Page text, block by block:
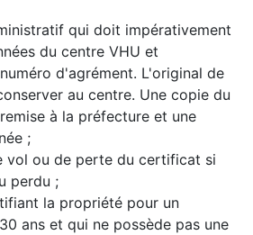
qui doit impérativement
du centre VHU et
d'agrément. L'original de
au centre. Une copie du
à la préfecture et une
;
vol ou de perte du certificat si
perdu ;
la propriété pour un
ans et qui ne possède pas une